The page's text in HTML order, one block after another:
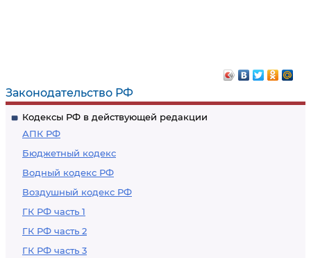
Законодательство РФ
Кодексы РФ в действующей редакции
АПК РФ
Бюджетный кодекс
Водный кодекс РФ
Воздушный кодекс РФ
ГК РФ часть 1
ГК РФ часть 2
ГК РФ часть 3